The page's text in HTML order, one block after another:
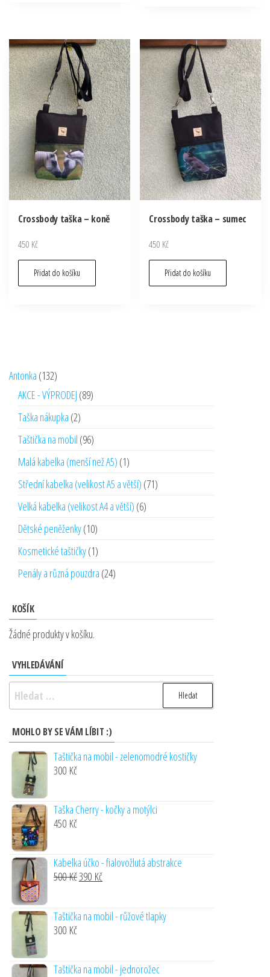
Crossbody taška – koně
450 Kč
Přidat do košíku
Crossbody taška – sumec
450 Kč
Přidat do košíku
Antonka 132132
produktů
AKCE - VÝPRODEJ 8989
Taška nákupka 22
produkty
Taštička na mobil 9696
produktů
Malá kabelka (menší než A5) 11
produkt
Střední kabelka (velikost A5 a větší) 7171
Velká kabelka (velikost A4 a větší) 66
Dětské peněženky 1010
produktů
Kosmetické taštičky 11
produkt
Penály a různá pouzdra 2424
KOŠÍK
Žádné produkty v košíku.
VYHLEDÁVÁNÍ
Vyhledávání
MOHLO BY SE VÁM LÍBIT :)
Taštička na mobil - zelenomodré kostičky
300 Kč
Taška Cherry - kočky a motýlci
450 Kč
Kabelka účko - fialovožlutá abstrakce
500KčOriginal
390 KčCurrent
is:
Taštička na mobil - růžové tlapky
300 Kč
Taštička na mobil - jednorožec